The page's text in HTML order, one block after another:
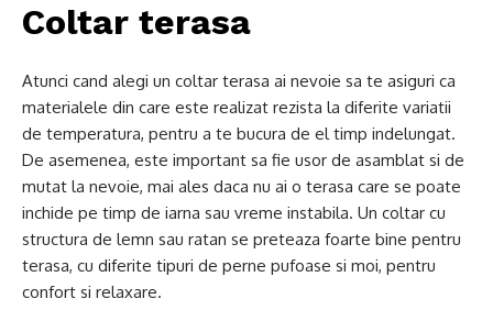
Coltar terasa
Atunci cand alegi un coltar terasa ai nevoie sa te asiguri ca
materialele din care este realizat rezista la diferite variatii
de temperatura, pentru a te bucura de el timp indelungat.
De asemenea, este important sa fie usor de asamblat si de
mutat la nevoie, mai ales daca nu ai o terasa care se poate
inchide pe timp de iarna sau vreme instabila. Un coltar cu
structura de lemn sau ratan se preteaza foarte bine pentru
terasa, cu diferite tipuri de perne pufoase si moi, pentru
confort si relaxare.